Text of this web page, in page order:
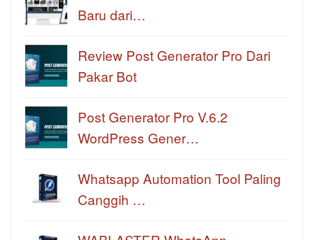
Baru dari…
Review Post Generator Pro Dari
Pakar Bot
Post Generator Pro V.6.2
WordPress Gener…
Whatsapp Automation Tool Paling
Canggih …